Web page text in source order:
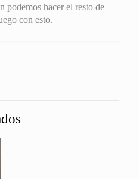
podemos hacer el resto de
con esto.